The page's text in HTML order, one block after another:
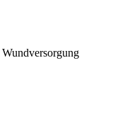
Wundversorgung